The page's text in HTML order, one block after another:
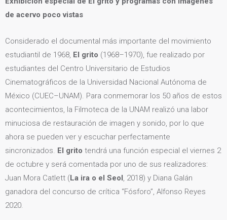
de acervo poco vistas
Considerado el documental más importante del movimiento
estudiantil de 1968, El grito (1968–1970), fue realizado por
estudiantes del Centro Universitario de Estudios
Cinematográficos de la Universidad Nacional Autónoma de
México (CUEC–UNAM). Para conmemorar los 50 años de estos
acontecimientos, la Filmoteca de la UNAM realizó una labor
minuciosa de restauración de imagen y sonido, por lo que
ahora se pueden ver y escuchar perfectamente
sincronizados. El grito tendrá una función especial el viernes 2
de octubre y será comentada por uno de sus realizadores:
Juan Mora Catlett (La ira o el Seol, 2018) y Diana Galán
ganadora del concurso de crítica “Fósforo”, Alfonso Reyes
2020.